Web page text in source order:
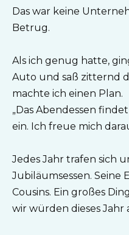
Das war keine
Betrug.
Als ich genug hatte,
Auto und saß zitternd
machte ich einen Plan.
„Das Abendessen
ein. Ich freue mich
Jedes Jahr trafen sich
Jubiläumsessen. Seine
Cousins. Ein großes
wir würden dieses Jahr